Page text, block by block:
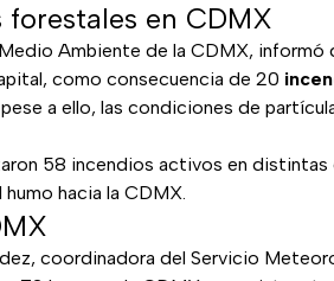
en CDMX
Ambiente de la CDMX,
como consecuencia de 20
a ello, las condiciones de
58 incendios activos en
hacia la CDMX.
coordinadora del Servicio